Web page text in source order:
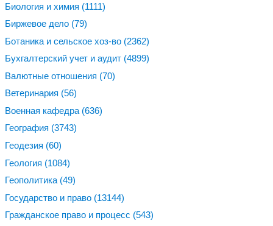
Биология и химия (1111)
Биржевое дело (79)
Ботаника и сельское хоз-во (2362)
Бухгалтерский учет и аудит (4899)
Валютные отношения (70)
Ветеринария (56)
Военная кафедра (636)
География (3743)
Геодезия (60)
Геология (1084)
Геополитика (49)
Государство и право (13144)
Гражданское право и процесс (543)